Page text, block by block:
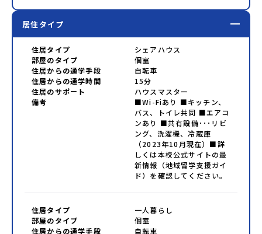
居住タイプ
住居タイプ
シェアハウス
部屋のタイプ
個室
住居からの通学手段
自転車
住居からの通学時間
15分
住居のサポート
ハウスマスター
備考
■Wi-Fiあり ■キッチン、
バス、トイレ共同 ■エアコ
ンあり ■共有設備･･･リビ
ング、洗濯機、冷蔵庫
（2023年10月現在）■詳
しくは本校公式サイトの最
新情報（地域留学支援ガイ
ド）を確認してください。
住居タイプ
一人暮らし
部屋のタイプ
個室
住居からの通学手段
自転車